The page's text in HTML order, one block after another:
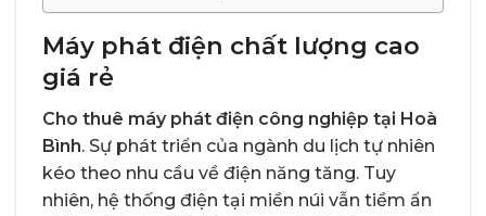
Máy phát điện chất lượng cao
giá rẻ
Cho thuê máy phát điện công nghiệp tại Hoà
Bình. Sự phát triển của ngành du lịch tự nhiên
kéo theo nhu cầu về điện năng tăng. Tuy
nhiên, hệ thống điện tại miền núi vẫn tiềm ẩn